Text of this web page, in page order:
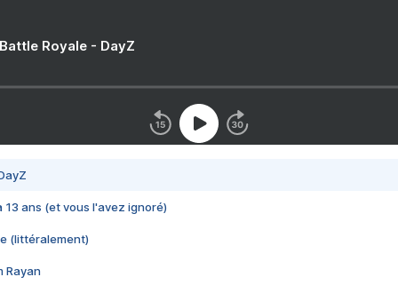
Royale - DayZ
13 ans (et vous l'avez ignoré)
(littéralement)
Rayan